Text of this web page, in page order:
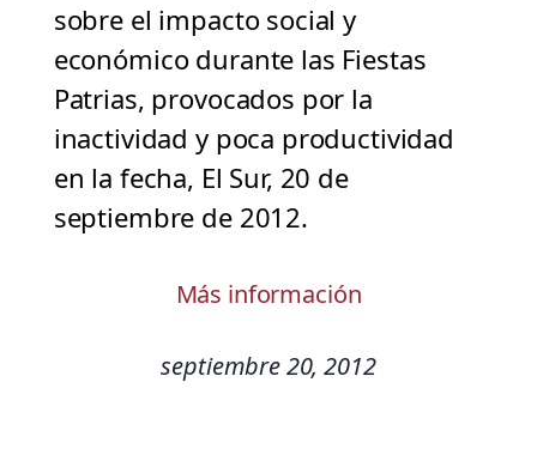
sobre el impacto social y
económico durante las Fiestas
Patrias, provocados por la
inactividad y poca productividad
en la fecha, El Sur, 20 de
septiembre de 2012.
Más información
septiembre 20, 2012